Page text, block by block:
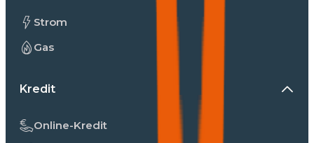
Strom
Gas
Kredit
Online-Kredit